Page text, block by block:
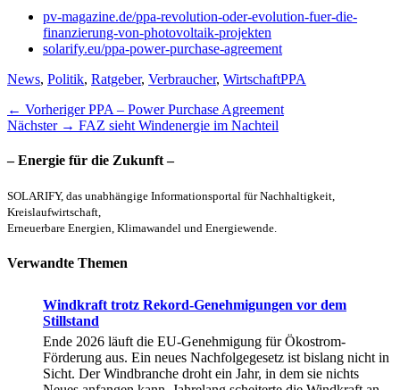
pv-magazine.de/ppa-revolution-oder-evolution-fuer-die-
finanzierung-von-photovoltaik-projekten
solarify.eu/ppa-power-purchase-agreement
Kategorien
News, Politik, Ratgeber, Verbraucher, WirtschaftSchlagworte
PPA
Beitragsnavigation
← Vorheriger Vorheriger
Beitrag:
PPA – Power Purchase Agreement
Nächster → Nächster
FAZ sieht Windenergie im Nachteil
– Energie für die Zukunft –
SOLARIFY, das unabhängige Informationsportal für Nachhaltigkeit,
Kreislaufwirtschaft,
Erneuerbare Energien, Klimawandel und Energiewende.
Verwandte Themen
Windkraft trotz Rekord-Genehmigungen vor dem
Stillstand
Ende 2026 läuft die EU-Genehmigung für Ökostrom-
Förderung aus. Ein neues Nachfolgegesetz ist bislang nicht in
Sicht. Der Windbranche droht ein Jahr, in dem sie nichts